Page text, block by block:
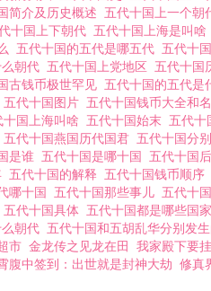
简介及历史概述 五代十国上一个朝
十国上下朝代 五代十国上海是叫啥
五代十国的五代是哪五代 五代十
朝代 五代十国上党地区 五代十国
古钱币极世罕见 五代十国的五代是
五代十国图片 五代十国钱币大全和
十国上海叫啥 五代十国始末 五代十
五代十国燕国历代国君 五代十国分
是谁 五代十国是哪十国 五代十国
五代十国的解释 五代十国钱币顺序
哪十国 五代十国那些事儿 五代十
五代十国具体 五代十国都是哪些国家
朝代 五代十国和五胡乱华分别发
市 金龙传之见龙在田 我家殿下要
腹中签到：出世就是封神大劫 修真